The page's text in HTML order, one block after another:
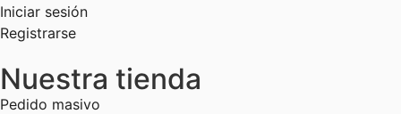
Iniciar sesión
Registrarse
Nuestra tienda
Pedido masivo